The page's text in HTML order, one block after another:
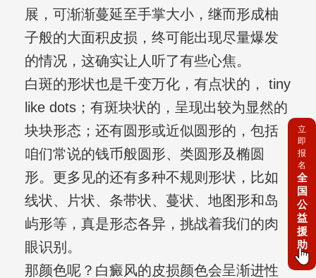
展，可渐渐蔓延至手掌大小，继而形成柚
子般的大面积皮损，终可能出现尽量爆发
的情况，这确实让人听了有些心焦。
白斑的形状也是千变万化，有点状的， tiny
like dots；有斑块状的，呈现出较为显然的
块块形态；还有圆形或近似圆形的，包括
咱们常说的钱币般圆形、类圆形及椭圆
形。更多见的还有多种不规则形状，比如
线状、片状、条带状、蔓状、地图形和岛
屿形等，真是形态各异，挑战着我们的肉
眼识别。
那颜色呢？白癜风的皮损颜色会呈渐进性
立
即
报
名
全
国
公
益
援
助